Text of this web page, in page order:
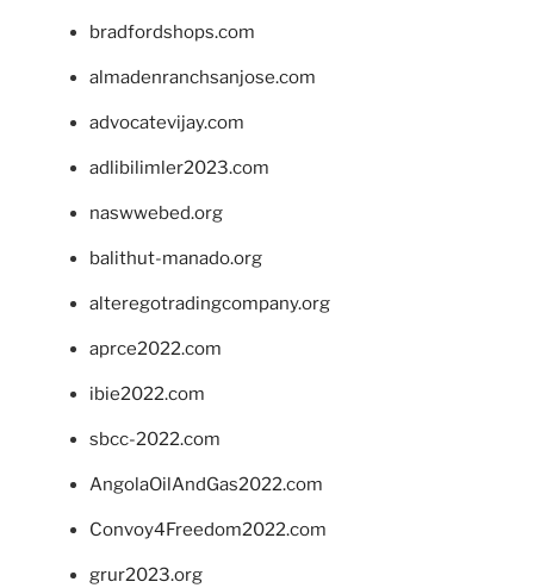
bradfordshops.com
almadenranchsanjose.com
advocatevijay.com
adlibilimler2023.com
naswwebed.org
balithut-manado.org
alteregotradingcompany.org
aprce2022.com
ibie2022.com
sbcc-2022.com
AngolaOilAndGas2022.com
Convoy4Freedom2022.com
grur2023.org